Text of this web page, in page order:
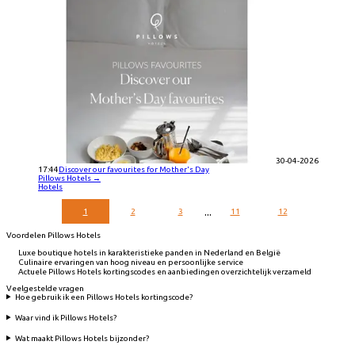
30-04-2026
17:44Discover our favourites for Mother's Day
Pillows Hotels →
Hotels
1 2 3 ... 11 12
Voordelen Pillows Hotels
Luxe boutique hotels in karakteristieke panden in Nederland en België
Culinaire ervaringen van hoog niveau en persoonlijke service
Actuele Pillows Hotels kortingscodes en aanbiedingen overzichtelijk verzameld
Veelgestelde vragen
Hoe gebruik ik een Pillows Hotels kortingscode?
Waar vind ik Pillows Hotels?
Wat maakt Pillows Hotels bijzonder?